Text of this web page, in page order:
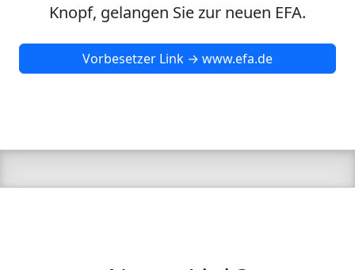
Knopf, gelangen Sie zur neuen EFA.
Vorbesetzer Link → www.efa.de